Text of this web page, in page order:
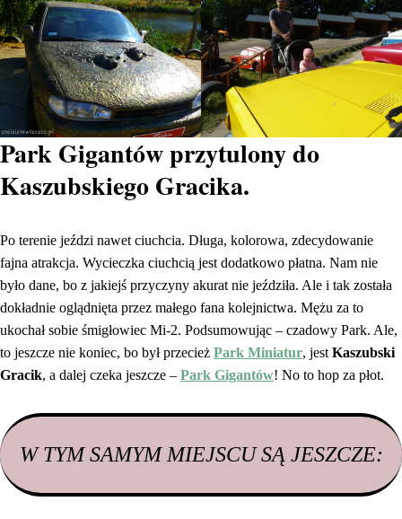
Park Gigantów przytulony do
Kaszubskiego Gracika.
Po terenie jeździ nawet ciuchcia. Długa, kolorowa, zdecydowanie
fajna atrakcja. Wycieczka ciuchcią jest dodatkowo płatna. Nam nie
było dane, bo z jakiejś przyczyny akurat nie jeździła. Ale i tak została
dokładnie oglądnięta przez małego fana kolejnictwa. Mężu za to
ukochał sobie śmigłowiec Mi-2. Podsumowując – czadowy Park. Ale,
to jeszcze nie koniec, bo był przecież Park Miniatur, jest Kaszubski
Gracik, a dalej czeka jeszcze – Park Gigantów! No to hop za płot.
W TYM SAMYM MIEJSCU SĄ JESZCZE: